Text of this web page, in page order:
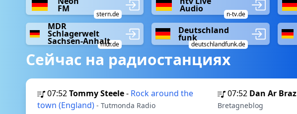
FM
stern.de
Audio
n-tv.de
MDR
Schlagerwelt
Sachsen-Anhaltmdr.de
Deutschland
funk
deutschlandfunk.de
Сейчас на радиостанциях
07:52Tommy Steele- Rock around the
town (England) - Tutmonda Radio
07:52 Dan Ar Braz
Bretagneblog